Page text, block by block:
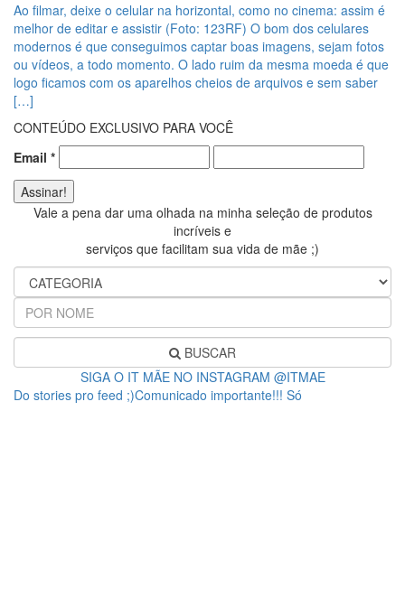
Ao filmar, deixe o celular na horizontal, como no cinema: assim é
melhor de editar e assistir (Foto: 123RF) O bom dos celulares
modernos é que conseguimos captar boas imagens, sejam fotos
ou vídeos, a todo momento. O lado ruim da mesma moeda é que
logo ficamos com os aparelhos cheios de arquivos e sem saber
[…]
CONTEÚDO EXCLUSIVO PARA VOCÊ
Email *
Vale a pena dar uma olhada na minha seleção de produtos
incríveis e
serviços que facilitam sua vida de mãe ;)
BUSCAR
SIGA O IT MÃE NO INSTAGRAM @ITMAE
Do stories pro feed ;)Comunicado importante!!! Só